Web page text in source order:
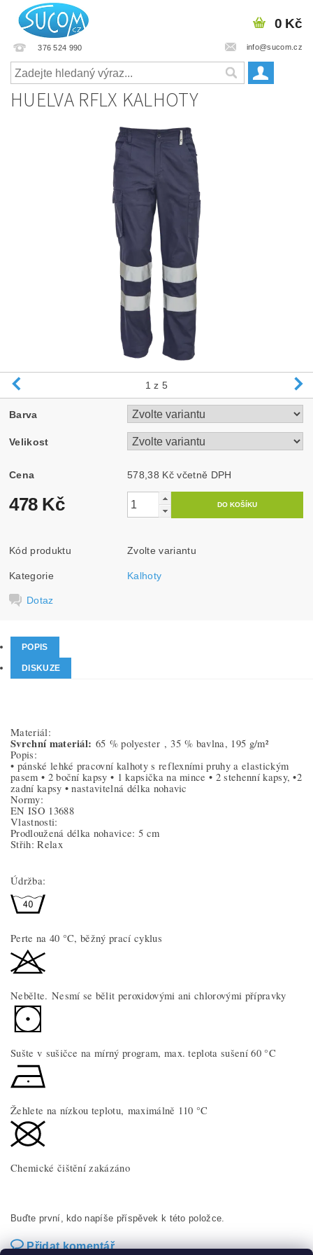
376 524 990 info@sucom.cz
0 Kč
HUELVA RFLX KALHOTY
1 z 5
Barva
Velikost
Cena 578,38 Kč včetně DPH
478 Kč
Kód produktu Zvolte variantu
Kategorie Kalhoty
Dotaz
POPIS
DISKUZE
Materiál:
Svrchní materiál: 65 % polyester ,35 % bavlna, 195 g/m²
Popis:
• pánské lehké pracovní kalhoty s reflexními pruhy a elastickým
pasem • 2 boční kapsy • 1 kapsička na mince • 2 stehenní kapsy, •2
zadní kapsy • nastavitelná délka nohavic
Normy:
EN ISO 13688
Vlastnosti:
Prodloužená délka nohavice: 5 cm
Střih: Relax
Údržba:
Perte na 40 °C, běžný prací cyklus
Nebělte. Nesmí se bělit peroxidovými ani chlorovými přípravky
Sušte v sušičce na mírný program, max. teplota sušení 60 °C
Žehlete na nízkou teplotu, maximálně 110 °C
Chemické čištění zakázáno
Buďte první, kdo napíše příspěvek k této položce.
Přidat komentář